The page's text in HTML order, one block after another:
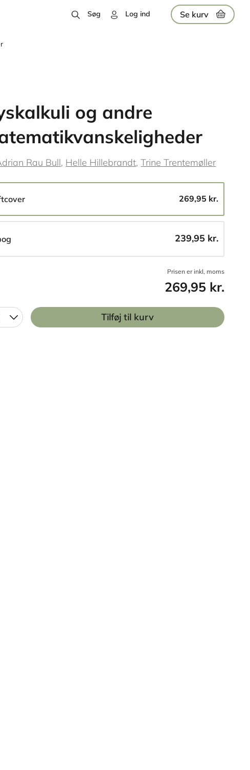
Søg Log ind Se kurv
og andre
Rau Bull Helle Hillebrandt Trine Trentemøller
269,95 kr.
239,95 kr.
Prisen er inkl, moms
269,95 kr.
Tilføj til kurv